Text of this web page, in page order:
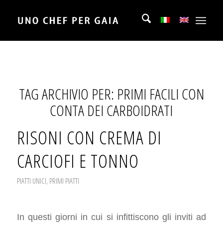
TAG ARCHIVIO PER: PRIMI FACILI CON
CONTA DEI CARBOIDRATI
RISONI CON CREMA DI
CARCIOFI E TONNO
PIATTI UNICI, PRIMI PIATTI
In questi giorni in cui si infittiscono gli inviti ad